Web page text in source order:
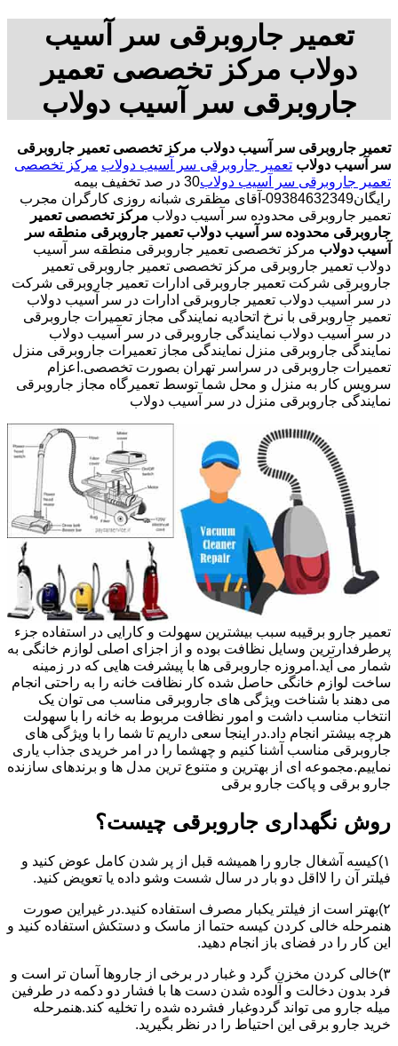
تعمیر جاروبرقی سر آسیب
دولاب مرکز تخصصی تعمیر
جاروبرقی سر آسیب دولاب
تعمیر جاروبرقی سر آسیب دولاب مرکز تخصصی تعمیر جاروبرقی
سر آسیب دولاب تعمیر جاروبرقی سر آسیب دولاب مرکز تخصصی
تعمیر جاروبرقی سر آسیب دولاب
30 در صد تخفیف بیمه
رایگان09384632349-آقای مظقری شبانه روزی کارگران مجرب
تعمیر جاروبرقی محدوده سر آسیب دولاب مرکز تخصصی تعمیر
جاروبرقی محدوده سر آسیب دولاب تعمیر جاروبرقی منطقه سر
آسیب دولاب مرکز تخصصی تعمیر جاروبرقی منطقه سر آسیب
دولاب تعمیر جاروبرقی مرکز تخصصی تعمیر جاروبرقی تعمیر
جاروبرقی شرکت تعمیر جاروبرقی ادارات تعمیر جاروبرقی شرکت
در سر آسیب دولاب تعمیر جاروبرقی ادارات در سر آسیب دولاب
تعمیر جاروبرقی با نرخ اتحادیه نمایندگی مجاز تعمیرات جاروبرقی
در سر آسیب دولاب نمایندگی جاروبرقی در سر آسیب دولاب
نمایندگی جاروبرقی منزل نمایندگی مجاز تعمیرات جاروبرقی منزل
تعمیرات جاروبرقی در سراسر تهران بصورت تخصصی.اعزام
سرویس کار به منزل و محل شما توسط تعمیرگاه مجاز جاروبرقی
نمایندگی جاروبرقی منزل در سر آسیب دولاب
تعمیر جارو برقیبه سبب بیشترین سهولت و کارایی در استفاده جزء
پرطرفدارترین وسایل نظافت بوده و از اجزای اصلی لوازم خانگی به
شمار می آید.امروزه جاروبرقی ها با پیشرفت هایی که در زمینه
ساخت لوازم خانگی حاصل شده کار نظافت خانه را به راحتی انجام
می دهند با شناخت ویژگی های جاروبرقی مناسب می توان یک
انتخاب مناسب داشت و امور نظافت مربوط به خانه را با سهولت
هرچه بیشتر انجام داد.در اینجا سعی داریم تا شما را با ویژگی های
جاروبرقی مناسب آشنا کنیم و چهشما را در امر خریدی جذاب یاری
نماییم.مجموعه ای از بهترین و متنوع ترین مدل ها و برندهای سازنده
جارو برقی و پاکت جارو برقی
روش نگهداری جاروبرقی چیست؟
۱)کیسه آشغال جارو را همیشه قبل از پر شدن کامل عوض کنید و
فیلتر آن را لااقل دو بار در سال شست وشو داده یا تعویض کنید.
۲)بهتر است از فیلتر یکبار مصرف استفاده کنید.در غیراین صورت
هنمرحله خالی کردن کیسه حتما از ماسک و دستکش استفاده کنید و
این کار را در فضای باز انجام دهید.
۳)خالی کردن مخزن گرد و غبار در برخی از جاروها آسان تر است و
فرد بدون دخالت و آلوده شدن دست ها با فشار دو دکمه در طرفین
میله جارو می تواند گردوغبار فشرده شده را تخلیه کند.هنمرحله
خرید جارو برقی این احتیاط را در نظر بگیرید.